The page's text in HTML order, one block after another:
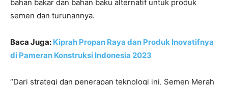
bahan bakar dan bahan baku alternatif untuk produk
semen dan turunannya.
Baca Juga: Kiprah Propan Raya dan Produk Inovatifnya
di Pameran Konstruksi Indonesia 2023
“Dari strategi dan penerapan teknologi ini, Semen Merah